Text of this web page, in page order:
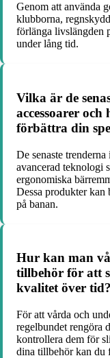
Genom att använda
klubborna,
förlänga livslängden
under lång tid.
Vilka är de
accessoarer
förbättra din
De senaste
avancerad teknologi
ergonomiska
Dessa produkter
på banan.
Hur kan man
tillbehör för att
kvalitet över tid?
För att vårda och
regelbundet rengöra
kontrollera dem för
dina tillbehör kan du